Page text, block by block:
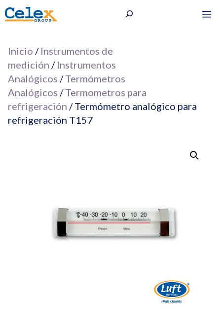
Saltar
al
Buscar
Inicio / Instrumentos de
medición / Instrumentos
Analógicos /Termómetros
Analógicos /Termometros para
refrigeración / Termómetro analógico para
refrigeración T157